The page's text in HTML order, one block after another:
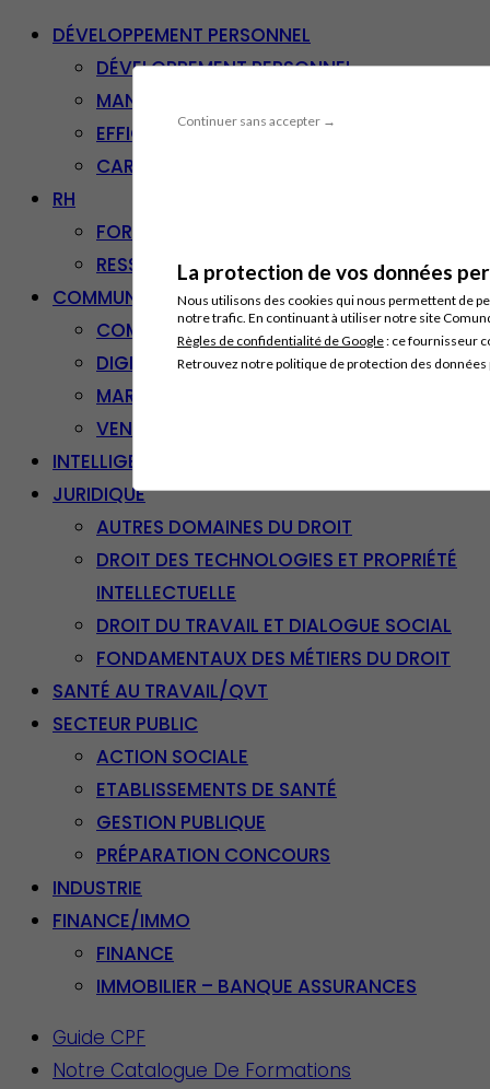
Continuer sans accepter →
La protection de vos données
Nous utilisons des cookies qui nous permettent de
notre trafic. En continuant à utiliser notre site
Règles de confidentialité de Google: ce fournisseur
Retrouvez notre politique de protection des
DÉVELOPPEMENT PERSONNEL
DÉVELOPPEMENT PERSONNEL
MANAGEMENT
EFFICACITÉ PROFESSIONNELLE
CARRIÈRE & RECONVERSION
RH
FORMATION PROFESSIONNELLE
RESSOURCES HUMAINES
COMMUNICATION/DIGITAL
COMMUNICATION
DIGITAL
MARKETING
VENTE – RELATION CLIENT
INTELLIGENCE ARTIFICIELLE
JURIDIQUE
AUTRES DOMAINES DU DROIT
DROIT DES TECHNOLOGIES ET PROPRIÉTÉ
INTELLECTUELLE
DROIT DU TRAVAIL ET DIALOGUE SOCIAL
FONDAMENTAUX DES MÉTIERS DU DROIT
SANTÉ AU TRAVAIL/QVT
SECTEUR PUBLIC
ACTION SOCIALE
ETABLISSEMENTS DE SANTÉ
GESTION PUBLIQUE
PRÉPARATION CONCOURS
INDUSTRIE
FINANCE/IMMO
FINANCE
IMMOBILIER – BANQUE ASSURANCES
Guide CPF
Notre Catalogue De Formations